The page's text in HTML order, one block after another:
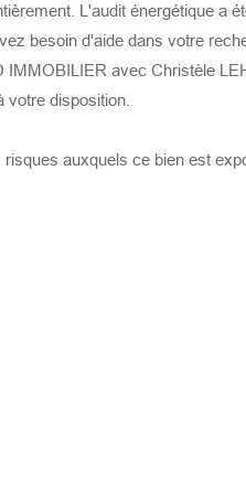
L'audit énergétique a
besoin d'aide dans votre
IMMOBILIER avec Christèle
votre disposition.
auxquels ce bien est